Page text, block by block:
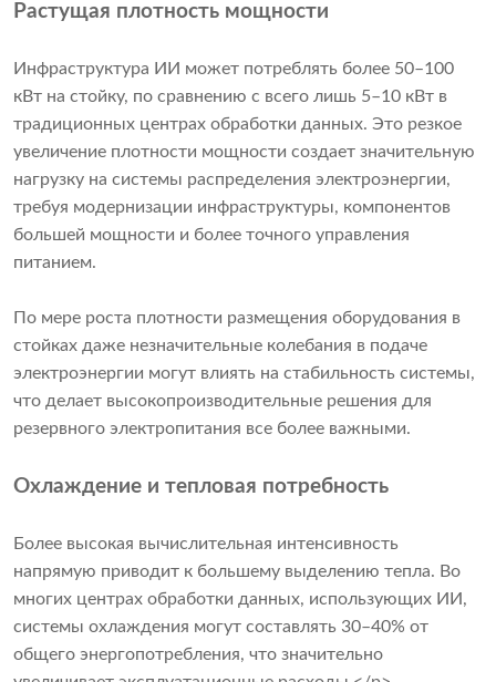
Растущая плотность мощности
Инфраструктура ИИ может потреблять более 50–100
кВт на стойку, по сравнению с всего лишь 5–10 кВт в
традиционных центрах обработки данных. Это резкое
увеличение плотности мощности создает значительную
нагрузку на системы распределения электроэнергии,
требуя модернизации инфраструктуры, компонентов
большей мощности и более точного управления
питанием.
По мере роста плотности размещения оборудования в
стойках даже незначительные колебания в подаче
электроэнергии могут влиять на стабильность системы,
что делает высокопроизводительные решения для
резервного электропитания все более важными.
Охлаждение и тепловая потребность
Более высокая вычислительная интенсивность
напрямую приводит к большему выделению тепла. Во
многих центрах обработки данных, использующих ИИ,
системы охлаждения могут составлять 30–40% от
общего энергопотребления, что значительно